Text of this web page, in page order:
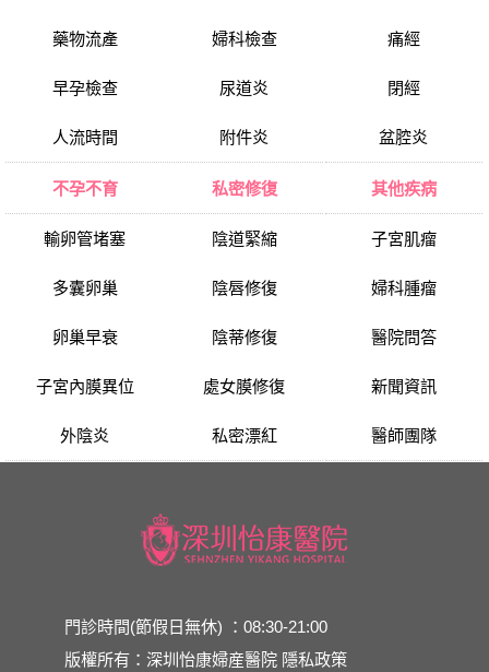
藥物流產
早孕檢查
人流時間
婦科檢查
尿道炎
附件炎
痛經
閉經
盆腔炎
不孕不育
輸卵管堵塞
多囊卵巢
卵巢早衰
子宮內膜異位
外陰炎
私密修復
陰道緊縮
陰唇修復
陰蒂修復
處女膜修復
私密漂紅
其他疾病
子宮肌瘤
婦科腫瘤
醫院問答
新聞資訊
醫師團隊
門診時間(節假日無休) ：08:30-21:00
版權所有：深圳怡康婦産醫院 隱私政策